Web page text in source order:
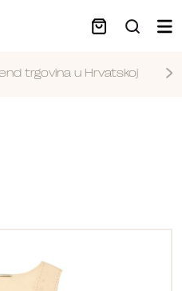
trgovina u Hrvatskoj